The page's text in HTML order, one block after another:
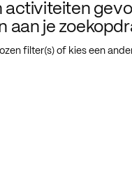
activiteiten
aan je
filter(s) of kies een